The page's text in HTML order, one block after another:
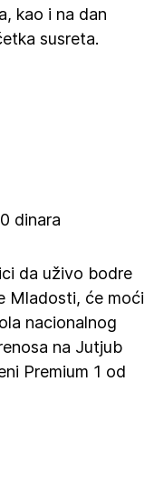
kao i na dan
susreta.
dinara
da uživo bodre
Mladosti, će moći
nacionalnog
na Jutjub
Premium 1 od